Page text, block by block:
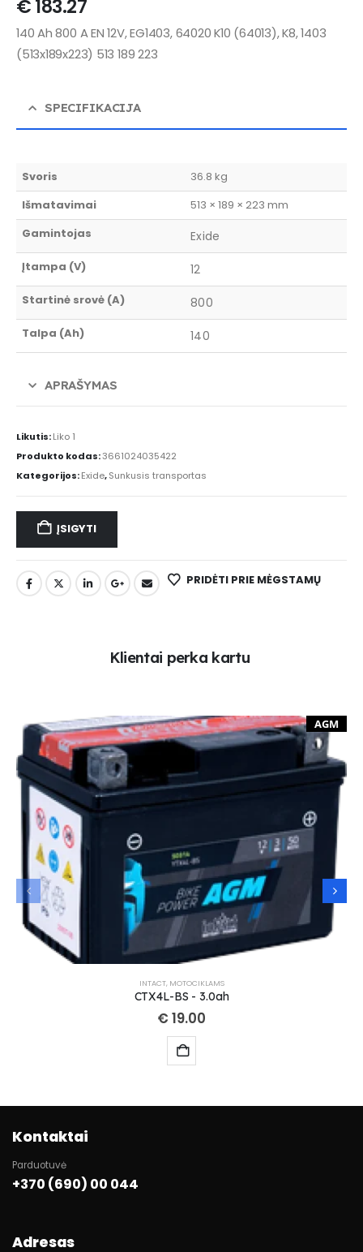
€183.27
140 Ah 800 A EN 12V, EG1403, 64020 K10 (64013), K8, 1403
(513x189x223) 513 189 223
SPECIFIKACIJA
Svoris
36.8 kg
Išmatavimai
513 × 189 × 223 mm
Gamintojas
Exide
Įtampa (V) 12
Startinė srovė (A) 800
Talpa (Ah) 140
APRAŠYMAS
Likutis:Liko 1
Produkto kodas:3661024035422
Kategorijos:Exide,Sunkusis transportas
ĮSIGYTI
PRIDĖTI PRIE MĖGSTAMŲ
Klientai perka kartu
AGM
INTACT, MOTOCIKLAMS
CTX4L-BS - 3.0ah
€ 19.00
Kontaktai
Parduotuvė
+370 (690) 00 044
Adresas